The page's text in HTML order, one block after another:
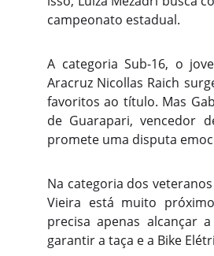
campeonato estadual.
A categoria Sub-16, o
Aracruz Nicollas Raich
favoritos ao título. Mas
de Guarapari, vencedor
promete uma disputa
Na categoria dos veteranos
Vieira está muito
precisa apenas alcançar
garantir a taça e a Bike